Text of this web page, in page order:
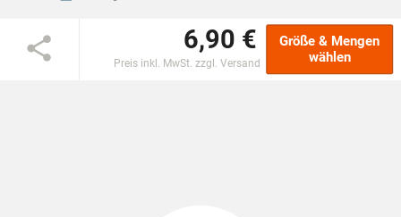
EINSCHULUNG 6,90 €
Preis inkl. MwSt. zzgl. Versand
Größe & Mengen
wählen